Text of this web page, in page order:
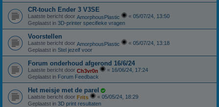
CR-touch Ender 3 V3SE
Laatste bericht door AmorphousPlastic « 05/07/24, 13:50
Geplaatst in 3D-printer specifieke vragen
Voorstellen
Laatste bericht door AmorphousPlastic « 05/07/24, 13:18
Geplaatst in Stel jezelf voor
Forum onderhoud afgerond 16/6/24
Laatste bericht door Ch3vr0n « 16/06/24, 17:24
Geplaatst in Forum Feedback
Het meisje met de parel
Laatste bericht door Frits « 05/05/24, 18:29
Geplaatst in 3D print resultaten